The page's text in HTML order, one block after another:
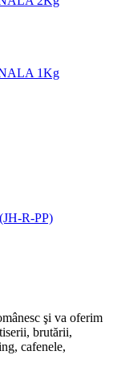
1Kg
R-PP)
şi va oferim
brutării,
cafenele,